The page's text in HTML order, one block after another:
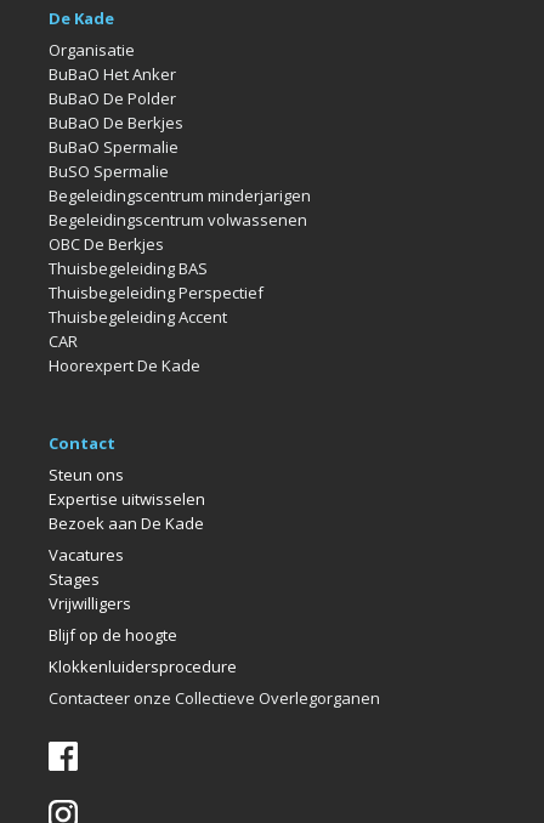
De Kade
Organisatie
BuBaO Het Anker
BuBaO De Polder
BuBaO De Berkjes
BuBaO Spermalie
BuSO Spermalie
Begeleidingscentrum minderjarigen
Begeleidingscentrum volwassenen
OBC De Berkjes
Thuisbegeleiding BAS
Thuisbegeleiding Perspectief
Thuisbegeleiding Accent
CAR
Hoorexpert De Kade
Contact
Steun ons
Expertise uitwisselen
Bezoek aan De Kade
Vacatures
Stages
Vrijwilligers
Blijf op de hoogte
Klokkenluidersprocedure
Contacteer onze Collectieve Overlegorganen